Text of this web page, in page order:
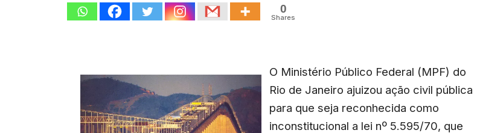
0
Shares
O Ministério Público Federal (MPF) do
Rio de Janeiro ajuizou ação civil pública
para que seja reconhecida como
inconstitucional a lei nº 5.595/70, que